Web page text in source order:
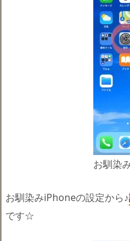
お馴染
お馴染みiPhoneの設定から♪
です☆